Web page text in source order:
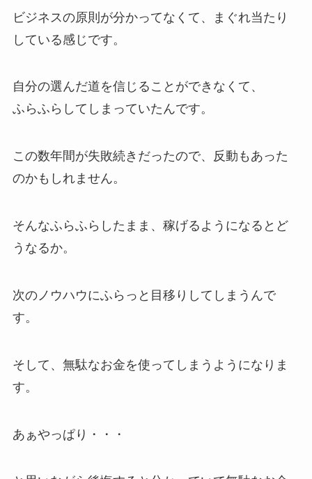
ビジネスの原則が分かってなくて、まぐれ当たり
している感じです。
自分の選んだ道を信じることができなくて、
ふらふらしてしまっていたんです。
この数年間が失敗続きだったので、反動もあった
のかもしれません。
そんなふらふらしたまま、稼げるようになるとど
うなるか。
次のノウハウにふらっと目移りしてしまうんで
す。
そして、無駄なお金を使ってしまうようになりま
す。
あぁやっぱり・・・